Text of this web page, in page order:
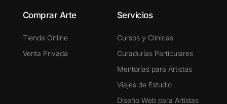
Comprar Arte
Tienda Online
Venta Privada
Servicios
Cursos y Clínicas
Curadurías Particulares
Mentorías para Artistas
Viajes de Estudio
Diseño Web para Artistas